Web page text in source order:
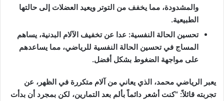
والمشدودة، مما يخفف من التوتر ويعيد العضلات إلى حالتها
الطبيعية.
تحسين الحالة النفسية: عدا عن تخفيف الآلام البدنية، يساهم
المساج في تحسين الحالة النفسية للرياضي، مما يساعدهم
على مواجهة الضغوط بشكل أفضل.
يعبر الرياضي محمد، الذي يعاني من آلام متكررة في الظهر، عن
تجربته قائلاً: “كنت أشعر دائماً بألم بعد التمارين، لكن بمجرد أن بدأت